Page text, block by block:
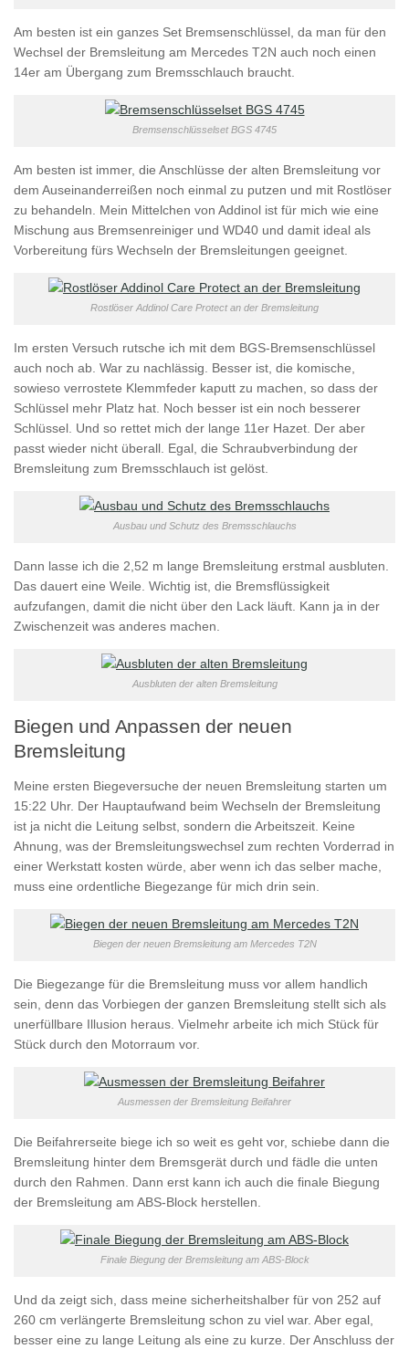
Am besten ist ein ganzes Set Bremsenschlüssel, da man für den
Wechsel der Bremsleitung am Mercedes T2N auch noch einen
14er am Übergang zum Bremsschlauch braucht.
Bremsenschlüsselset BGS 4745
Am besten ist immer, die Anschlüsse der alten Bremsleitung vor
dem Auseinanderreißen noch einmal zu putzen und mit Rostlöser
zu behandeln. Mein Mittelchen von Addinol ist für mich wie eine
Mischung aus Bremsenreiniger und WD40 und damit ideal als
Vorbereitung fürs Wechseln der Bremsleitungen geeignet.
Rostlöser Addinol Care Protect an der Bremsleitung
Im ersten Versuch rutsche ich mit dem BGS-Bremsenschlüssel
auch noch ab. War zu nachlässig. Besser ist, die komische,
sowieso verrostete Klemmfeder kaputt zu machen, so dass der
Schlüssel mehr Platz hat. Noch besser ist ein noch besserer
Schlüssel. Und so rettet mich der lange 11er Hazet. Der aber
passt wieder nicht überall. Egal, die Schraubverbindung der
Bremsleitung zum Bremsschlauch ist gelöst.
Ausbau und Schutz des Bremsschlauchs
Dann lasse ich die 2,52 m lange Bremsleitung erstmal ausbluten.
Das dauert eine Weile. Wichtig ist, die Bremsflüssigkeit
aufzufangen, damit die nicht über den Lack läuft. Kann ja in der
Zwischenzeit was anderes machen.
Ausbluten der alten Bremsleitung
Biegen und Anpassen der neuen
Bremsleitung
Meine ersten Biegeversuche der neuen Bremsleitung starten um
15:22 Uhr. Der Hauptaufwand beim Wechseln der Bremsleitung
ist ja nicht die Leitung selbst, sondern die Arbeitszeit. Keine
Ahnung, was der Bremsleitungswechsel zum rechten Vorderrad in
einer Werkstatt kosten würde, aber wenn ich das selber mache,
muss eine ordentliche Biegezange für mich drin sein.
Biegen der neuen Bremsleitung am Mercedes T2N
Die Biegezange für die Bremsleitung muss vor allem handlich
sein, denn das Vorbiegen der ganzen Bremsleitung stellt sich als
unerfüllbare Illusion heraus. Vielmehr arbeite ich mich Stück für
Stück durch den Motorraum vor.
Ausmessen der Bremsleitung Beifahrer
Die Beifahrerseite biege ich so weit es geht vor, schiebe dann die
Bremsleitung hinter dem Bremsgerät durch und fädle die unten
durch den Rahmen. Dann erst kann ich auch die finale Biegung
der Bremsleitung am ABS-Block herstellen.
Finale Biegung der Bremsleitung am ABS-Block
Und da zeigt sich, dass meine sicherheitshalber für von 252 auf
260 cm verlängerte Bremsleitung schon zu viel war. Aber egal,
besser eine zu lange Leitung als eine zu kurze. Der Anschluss der